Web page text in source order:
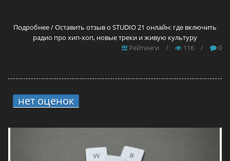
Подробнее / Оставить отзыв о STUDIO 21 онлайн: где включить
радио про хип-хоп, новые треки и живую культуру
Рейтинги
/ 116 / 0
нет оценок